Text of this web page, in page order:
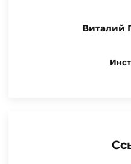
Виталий